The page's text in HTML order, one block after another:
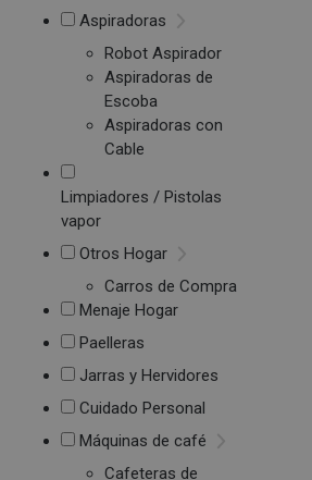
Aspiradoras
Robot Aspirador
Aspiradoras de
Escoba
Aspiradoras con
Cable
Limpiadores / Pistolas
vapor
Otros Hogar
Carros de Compra
Menaje Hogar
Paelleras
Jarras y Hervidores
Cuidado Personal
Máquinas de café
Cafeteras de